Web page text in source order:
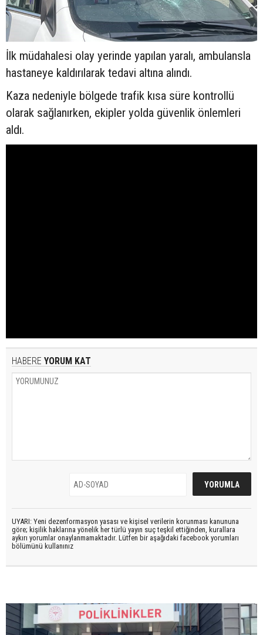
İlk müdahalesi olay yerinde yapılan yaralı, ambulansla
hastaneye kaldırılarak tedavi altına alındı.
Kaza nedeniyle bölgede trafik kısa süre kontrollü
olarak sağlanırken, ekipler yolda güvenlik önlemleri
aldı.
HABERE YORUM KAT
UYARI: Yeni dezenformasyon yasası ve kişisel verilerin korunması kanununa
göre; kişilik haklarına yönelik her türlü yayın suç teşkil ettiğinden, kurallara
aykırı yorumlar onaylanmamaktadır. Lütfen bir aşağıdaki facebook yorumları
bölümünü kullanınız